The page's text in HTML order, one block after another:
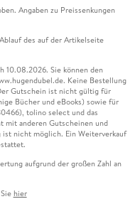
Angaben zu Preissenkungen
des auf der Artikelseite
10.08.2026. Sie können den
Keine Bestellung
Gutschein ist nicht gültig für
Bücher und eBooks) sowie für
tolino select und das
mit anderen Gutscheinen und
ist nicht möglich. Ein Weiterverkauf
aufgrund der großen Zahl an
hier